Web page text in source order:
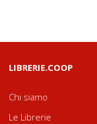
LIBRERIE.COOP
Chi siamo
Le Librerie